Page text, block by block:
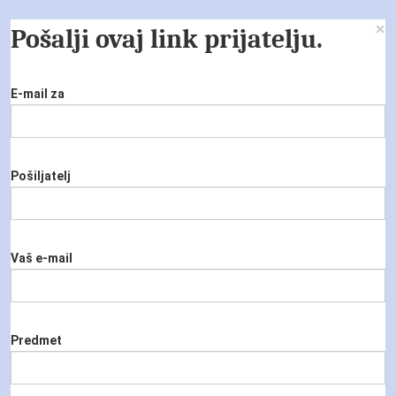
Pošalji ovaj link prijatelju. ×
E-mail za
Pošiljatelj
Vaš e-mail
Predmet